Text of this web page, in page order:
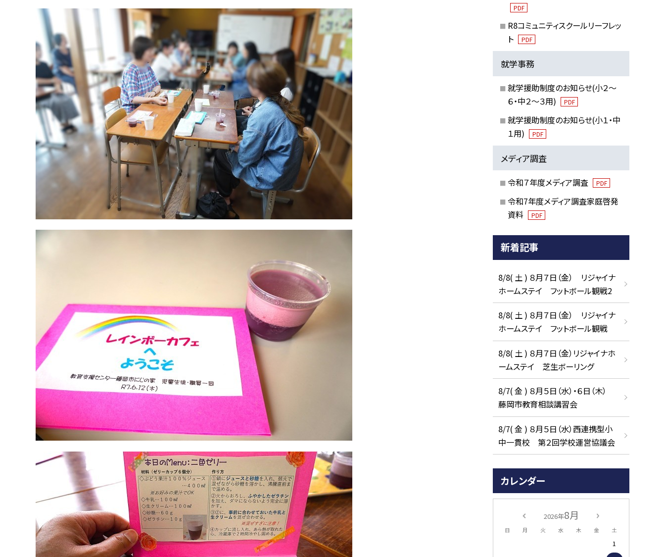
PDF
R8コミュニティスクールリーフレッ
ト
PDF
就学事務
就学援助制度のお知らせ(小２～
６・中２～３用)
PDF
就学援助制度のお知らせ(小１・中
１用)
PDF
メディア調査
令和７年度メディア調査 PDF
令和7年度メディア調査家庭啓発
資料
PDF
新着記事
8/8( 土 ) ８月７日（金） リジャイナ
ホームステイ フットボール観戦2
8/8( 土 ) ８月７日（金） リジャイナ
ホームステイ フットボール観戦
8/8( 土 ) ８月７日（金）リジャイナホ
ームステイ 芝生ボーリング
8/7( 金 ) ８月５日（水）・６日（木）
藤岡市教育相談講習会
8/7( 金 ) ８月５日（水）西連携型小
中一貫校 第２回学校運営協議会
カレンダー
2026年8月
日 月 火 水 木 金 土
1